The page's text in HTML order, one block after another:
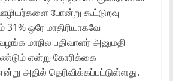
போன்று கூட்டுறவு
ஒரே மாதிரியாகவே
மாநில பதிவாளர் அனுமதி
என்று கோரிக்கை
என்று அதில் தெரிவிக்கப்பட்டுள்ளது.